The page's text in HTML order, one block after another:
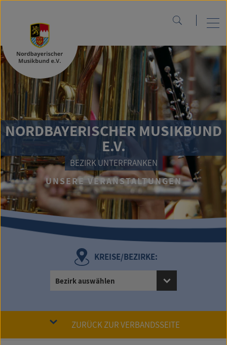
NORDBAYERISCHER MUSIKBUND
E.V.
BEZIRK UNTERFRANKEN
UNSERE VERANSTALTUNGEN
KREISE/BEZIRKE:
Bezirk auswählen
ZURÜCK ZUR VERBANDSSEITE